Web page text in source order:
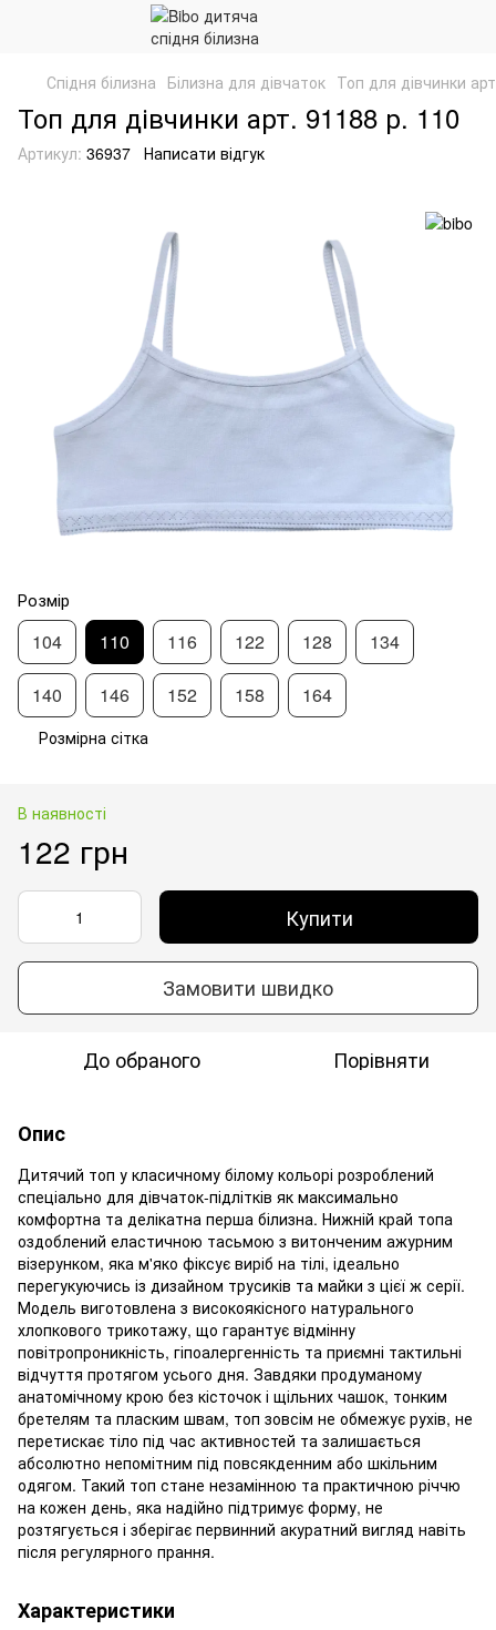
Спідня білизна Білизна для дівчаток Топ для дівчинки
Топ для дівчинки арт. 91188 р. 110
Артикул: 36937 Написати відгук
Розмір
104 110 116 122 128 134
140 146 152 158 164
Розмірна сітка
В наявності
122 грн
Купити
Замовити швидко
До обраного Порівняти
Опис
Дитячий топ у класичному білому кольорі розроблений
спеціально для дівчаток-підлітків як максимально
комфортна та делікатна перша білизна. Нижній край топа
оздоблений еластичною тасьмою з витонченим ажурним
візерунком, яка м'яко фіксує виріб на тілі, ідеально
перегукуючись із дизайном трусиків та майки з цієї ж серії.
Модель виготовлена з високоякісного натурального
хлопкового трикотажу, що гарантує відмінну
повітропроникність, гіпоалергенність та приємні тактильні
відчуття протягом усього дня. Завдяки продуманому
анатомічному крою без кісточок і щільних чашок, тонким
бретелям та пласким швам, топ зовсім не обмежує рухів, не
перетискає тіло під час активностей та залишається
абсолютно непомітним під повсякденним або шкільним
одягом. Такий топ стане незамінною та практичною річчю
на кожен день, яка надійно підтримує форму, не
розтягується і зберігає первинний акуратний вигляд навіть
після регулярного прання.
Характеристики